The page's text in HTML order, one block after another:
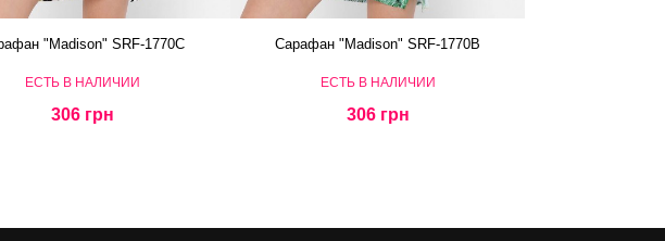
"Madison" SRF-1770C
ЕСТЬ В НАЛИЧИИ
306 грн
Сарафан "Madison" SRF-1770B
ЕСТЬ В НАЛИЧИИ
306 грн